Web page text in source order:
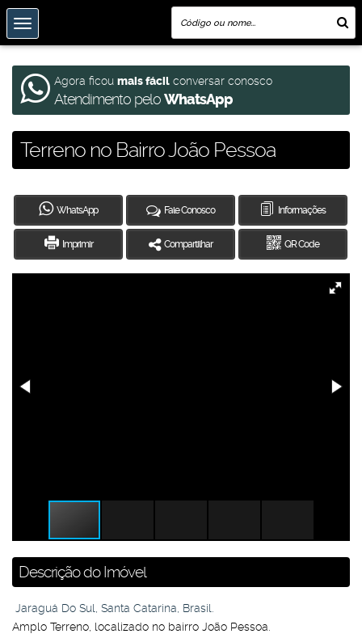
Agora ficou mais fácil conversar conosco
Atendimento peloWhatsApp
Terreno no Bairro João Pessoa
WhatsApp Fale Conosco Informações
Imprimir Compartilhar QR Code
Descrição do Imóvel
Jaraguá Do Sul, Santa Catarina, Brasil.
Amplo Terreno, localizado no bairro João Pessoa.